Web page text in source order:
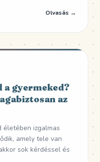
Olvasás →
a gyermeked?
az
életében izgalmas
amely tele van
sok kérdéssel és